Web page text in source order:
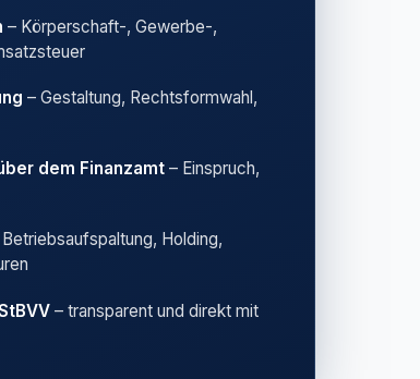
– Körperschaft-, Gewerbe-,
– Gestaltung, Rechtsformwahl,
dem Finanzamt – Einspruch,
Holding,
– transparent und direkt mit